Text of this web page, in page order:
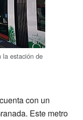
la estación de
con un
Este metro